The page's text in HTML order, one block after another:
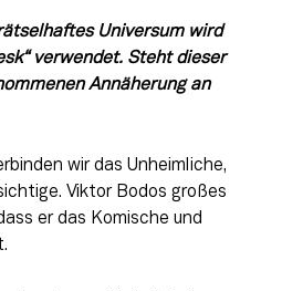
Universum wird
verwendet. Steht dieser
Annäherung an
wir das Unheimliche,
Viktor Bodos großes
er das Komische und